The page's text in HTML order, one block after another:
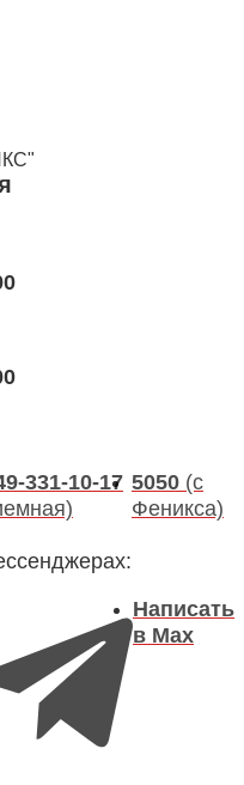
331-10-17 5050 (с
Феникса)
Написать
в Max